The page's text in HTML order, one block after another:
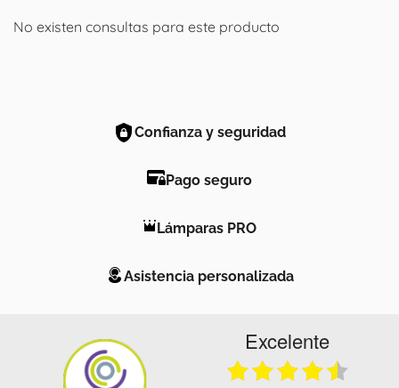
No existen consultas para este producto
Confianza y seguridad
Pago seguro
Lámparas PRO
Asistencia personalizada
Excelente